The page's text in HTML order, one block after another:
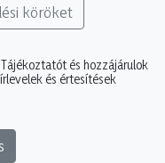
köröket
és hozzájárulok
és értesítések